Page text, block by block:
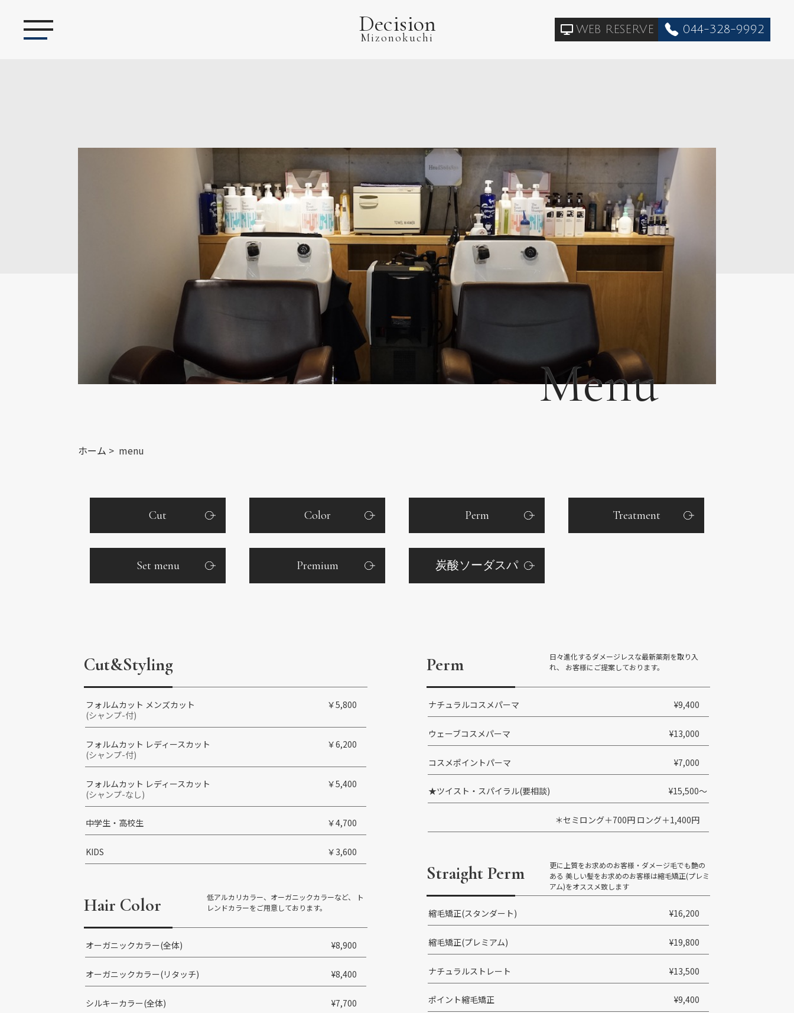
Decision
Mizonokuchi
WEB RESERVE 044-328-9992
Menu
ホーム > menu
Cut Color Perm Treatment
Set menu Premium 炭酸ソーダスパ
Cut&Styling
フォルムカット メンズカット
(シャンプ-付)
￥5,800
フォルムカット レディースカット
(シャンプ-付)
￥6,200
フォルムカット レディースカット
(シャンプ-なし)
￥5,400
中学生・高校生 ￥4,700
KIDS ￥3,600
Hair Color
低アルカリカラー、オーガニックカラーなど、 ト
レンドカラーをご用意しております。
オーガニックカラー(全体) ¥8,900
オーガニックカラー(リタッチ) ¥8,400
シルキーカラー(全体) ¥7,700
Perm
日々進化するダメージレスな最新薬剤を取り入
れ、 お客様にご提案しております。
ナチュラルコスメパーマ ¥9,400
ウェーブコスメパーマ ¥13,000
コスメポイントパーマ ¥7,000
★ツイスト・スパイラル(要相談) ¥15,500〜
＊セミロング＋700円 ロング＋1,400円
Straight Perm
更に上質をお求めのお客様・ダメージ毛でも艶の
ある 美しい髪をお求めのお客様は縮毛矯正(プレミ
アム)をオススメ致します
縮毛矯正(スタンダート) ¥16,200
縮毛矯正(プレミアム) ¥19,800
ナチュラルストレート ¥13,500
ポイント縮毛矯正 ¥9,400